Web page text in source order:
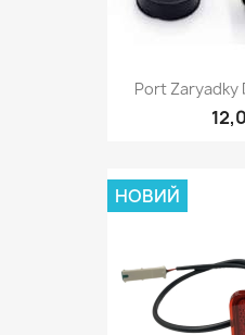
Port Zaryadky
НОВИЙ